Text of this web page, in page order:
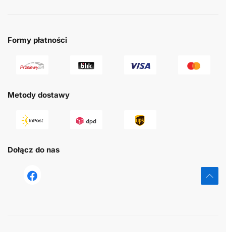
Formy płatności
Metody dostawy
Dołącz do nas